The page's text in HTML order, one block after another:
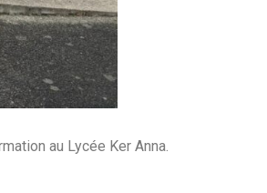
au Lycée Ker Anna.